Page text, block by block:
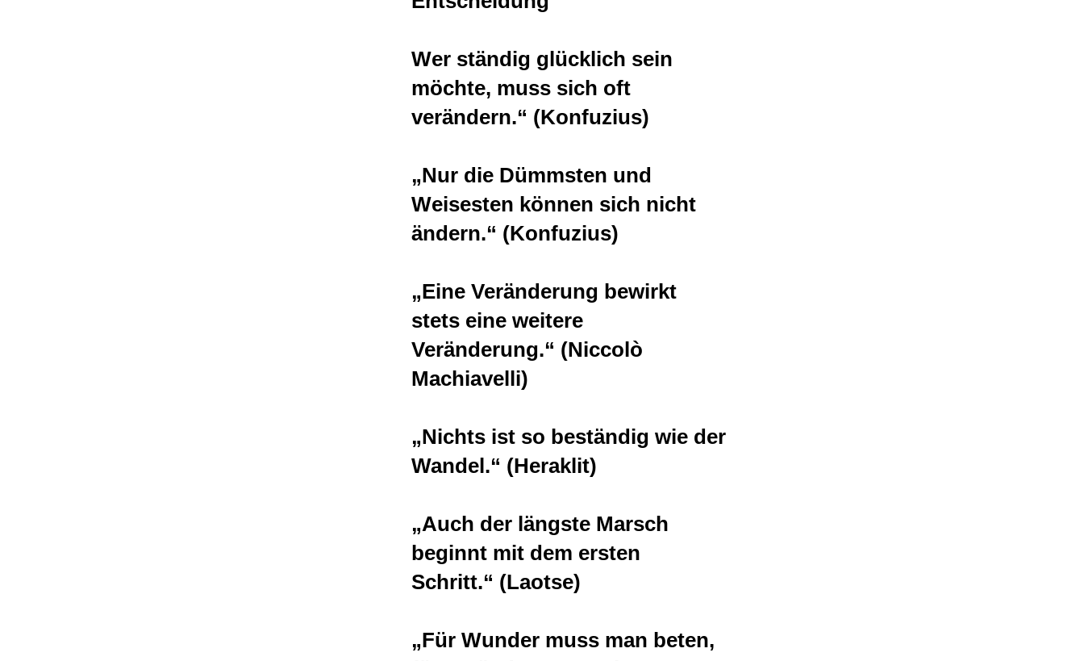
Wer ständig glücklich sein
möchte, muss sich oft
verändern.“ (Konfuzius)
„Nur die Dümmsten und
Weisesten können sich nicht
ändern.“ (Konfuzius)
„Eine Veränderung bewirkt
stets eine weitere
Veränderung.“ (Niccolò
Machiavelli)
„Nichts ist so beständig wie der
Wandel.“ (Heraklit)
„Auch der längste Marsch
beginnt mit dem ersten
Schritt.“ (Laotse)
„Für Wunder muss man beten,